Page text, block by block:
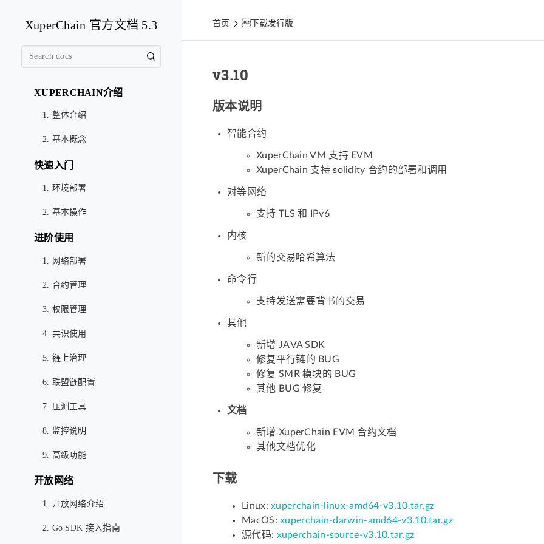
XuperChain 官方文档 5.3
XUPERCHAIN介绍
1. 整体介绍
2. 基本概念
快速入门
1. 环境部署
2. 基本操作
进阶使用
1. 网络部署
2. 合约管理
3. 权限管理
4. 共识使用
5. 链上治理
6. 联盟链配置
7. 压测工具
8. 监控说明
9. 高级功能
开放网络
1. 开放网络介绍
2. Go SDK 接入指南
首页 下载发行版
v3.10
版本说明
智能合约
XuperChain VM 支持 EVM
XuperChain 支持 solidity 合约的部署和调用
对等网络
支持 TLS 和 IPv6
内核
新的交易哈希算法
命令行
支持发送需要背书的交易
其他
新增 JAVA SDK
修复平行链的 BUG
修复 SMR 模块的 BUG
其他 BUG 修复
文档
新增 XuperChain EVM 合约文档
其他文档优化
下载
Linux:xuperchain-linux-amd64-v3.10.tar.gz
MacOS:xuperchain-darwin-amd64-v3.10.tar.gz
源代码: xuperchain-source-v3.10.tar.gz